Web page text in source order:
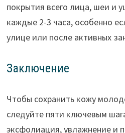
покрытия всего лица, шеи и
каждые 2-3 часа, особенно
улице или после активных
Заключение
Чтобы сохранить кожу
следуйте пяти ключевым
эксфолиация, увлажнение и